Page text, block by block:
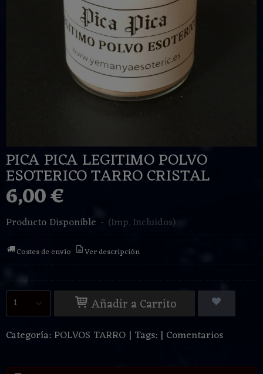
PICA PICA LEGITIMO POLVO
ESOTERICO TARRO CRISTAL
6,00 €
Producto Disponible - (Imp. Incluidos)
Costes de envío Ver descripción
Añadir a Carrito
Categoría:POLVOS TARRO | Tags: | Comentarios